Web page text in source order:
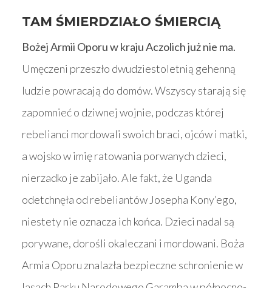
TAM ŚMIERDZIAŁO ŚMIERCIĄ
Bożej Armii Oporu w kraju Aczolich już nie ma.
Umęczeni przeszło dwudziestoletnią gehenną
ludzie powracają do domów. Wszyscy starają się
zapomnieć o dziwnej wojnie, podczas której
rebelianci mordowali swoich braci, ojców i matki,
a wojsko w imię ratowania porwanych dzieci,
nierzadko je zabijało. Ale fakt, że Uganda
odetchnęła od rebeliantów Josepha Kony’ego,
niestety nie oznacza ich końca. Dzieci nadal są
porywane, dorośli okaleczani i mordowani. Boża
Armia Oporu znalazła bezpieczne schronienie w